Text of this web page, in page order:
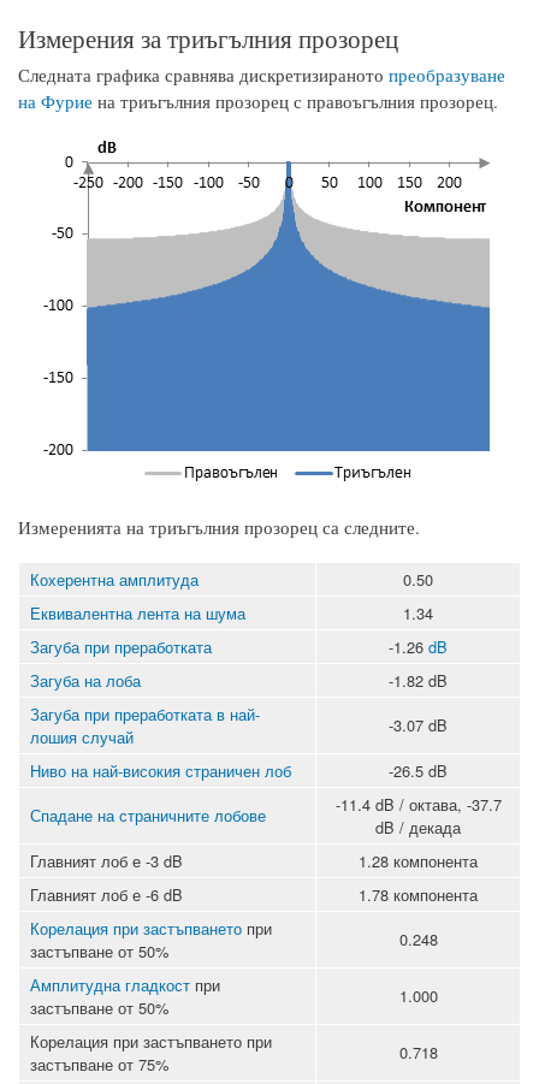
Измерения за триъгълния прозорец
Следната графика сравнява дискретизираното преобразуване
на Фурие на триъгълния прозорец с правоъгълния прозорец.
Измеренията на триъгълния прозорец са следните.
Кохерентна амплитуда
0.50
Еквивалентна лента на шума
1.34
Загуба при преработката
-1.26 dB
Загуба на лоба
-1.82 dB
Загуба при преработката в най-
лошия случай
-3.07 dB
Ниво на най-високия страничен лоб
-26.5 dB
Спадане на страничните лобове
-11.4 dB / октава, -37.7
dB / декада
Главният лоб е -3 dB
1.28 компонента
Главният лоб е -6 dB
1.78 компонента
Корелация при застъпването при
застъпване от 50%
0.248
Амплитудна гладкост при
застъпване от 50%
1.000
Корелация при застъпването при
застъпване от 75%
0.718